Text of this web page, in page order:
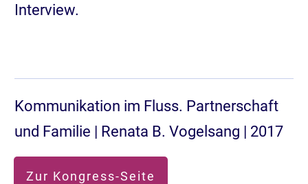
Interview.
Kommunikation im Fluss. Partnerschaft
und Familie | Renata B. Vogelsang | 2017
Zur Kongress-Seite